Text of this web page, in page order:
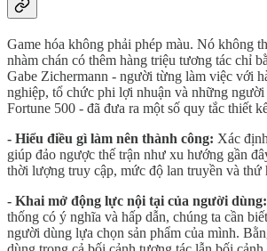
Game hóa không phải phép màu. Nó không
nhàm chán có thêm hàng triệu tương tác chỉ
Gabe Zichermann - người từng làm việc với
nghiệp, tổ chức phi lợi nhuận và những người
Fortune 500 - đã đưa ra một số quy tắc thiết
- Hiểu điều gì làm nên thành công: Xác
giúp đảo ngược thế trận như xu hướng gần
thời lượng truy cập, mức độ lan truyền và thứ
- Khai mở động lực nội tại của người dùng:
thống có ý nghĩa và hấp dẫn, chúng ta cần
người dùng lựa chọn sản phẩm của mình.